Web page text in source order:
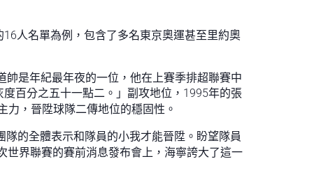
人名單為例，包含了多名東京奧運甚至里約奧
是年紀最年夜的一位，他在上賽季排超聯賽中
百分之五十一點二。」副攻地位，1995年的張
，晉陞球隊二傳地位的穩固性。
的全體表示和隊員的小我才能晉陞。盼望隊員
世界聯賽的賽前消息發布會上，海寧誇大了這一